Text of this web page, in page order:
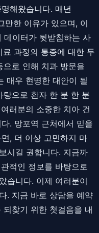
해왔습니다. 매년
만한 이유가 있으며, 이
데이터가 뒷받침하는 사
과정의 통증에 대한 두
로 인해 치과 방문을
매우 현명한 대안이 될
탕으로 환자 한 분 한 분
러분의 소중한 치아 건
. 망포역 근처에서 믿을
, 더 이상 고민하지 마
시길 권합니다. 지금까
적인 정보를 바탕으로
습니다. 이제 여러분이
. 지금 바로 상담을 예약
찾기 위한 첫걸음을 내